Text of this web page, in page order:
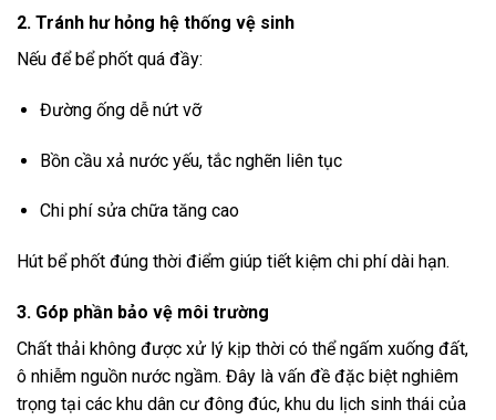
2. Tránh hư hỏng hệ thống vệ sinh
Nếu để bể phốt quá đầy:
Đường ống dễ nứt vỡ
Bồn cầu xả nước yếu, tắc nghẽn liên tục
Chi phí sửa chữa tăng cao
Hút bể phốt đúng thời điểm giúp tiết kiệm chi phí dài hạn.
3. Góp phần bảo vệ môi trường
Chất thải không được xử lý kịp thời có thể ngấm xuống đất,
ô nhiễm nguồn nước ngầm. Đây là vấn đề đặc biệt nghiêm
trọng tại các khu dân cư đông đúc, khu du lịch sinh thái của